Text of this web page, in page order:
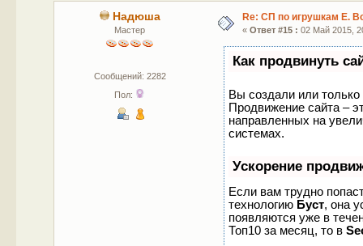
Надюша
Мастер
Сообщений: 2282
Пол:
Re: СП по игрушкам Е.
« Ответ #15 : 02 Май 2015,
Как продвинуть
Вы создали или только
Продвижение сайта –
направленных на
системах.
Ускорение
Если вам трудно
технологию Буст, она
появляются уже в
Топ10 за месяц, то в